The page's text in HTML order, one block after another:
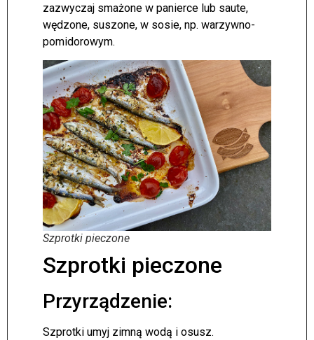
zazwyczaj smażone w panierce lub saute,
wędzone, suszone, w sosie, np. warzywno-
pomidorowym.
Szprotki pieczone
Szprotki pieczone
Przyrządzenie:
Szprotki umyj zimną wodą i osusz.